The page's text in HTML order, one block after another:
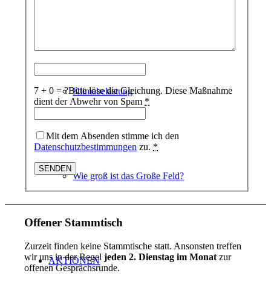
Klimabelastung
Wie groß ist das Große Feld?
AKTIONEN
7 + 0 = ?Bitte löse die Gleichung. Diese Maßnahme
dient der Abwehr von Spam *
Mit dem Absenden stimme ich den
Datenschutzbestimmungen zu. *
Offener Stammtisch
Zurzeit finden keine Stammtische statt. Ansonsten treffen
wir uns in der Regeljeden 2. Dienstag im Monat zur
offenen Gesprächsrunde.